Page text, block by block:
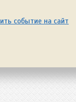
событие на сайт